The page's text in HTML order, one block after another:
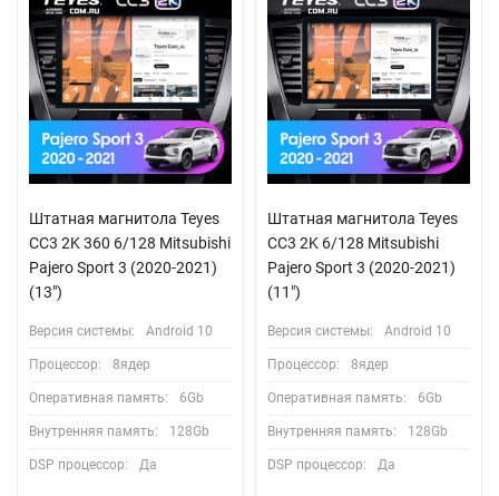
Штатная магнитола Teyes
CC3 2K 360 6/128 Mitsubishi
Pajero Sport 3 (2020-2021)
(13")
Версия системы: Android 10
Процессор: 8ядер
Оперативная память: 6Gb
Внутренняя память: 128Gb
DSP процессор: Да
Штатная магнитола Teyes
CC3 2K 6/128 Mitsubishi
Pajero Sport 3 (2020-2021)
(11")
Версия системы: Android 10
Процессор: 8ядер
Оперативная память: 6Gb
Внутренняя память: 128Gb
DSP процессор: Да